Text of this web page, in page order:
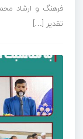
فرهنگ و ارشاد
تقدیر […]